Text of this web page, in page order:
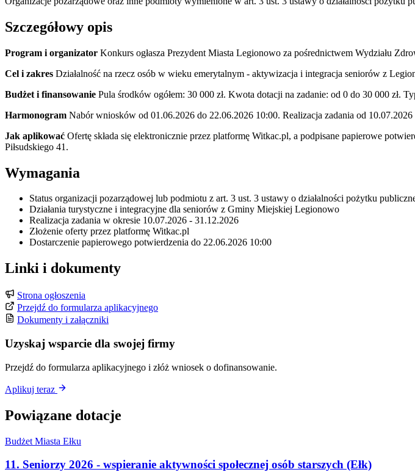
Szczegółowy opis
Program i organizator Konkurs ogłasza Prezydent Miasta Legionowo za pośrednictwem Wydziału
Cel i zakres Działalność na rzecz osób w wieku emerytalnym - aktywizacja i integracja seniorów z
Budżet i finansowanie Pula środków ogółem: 30 000 zł. Kwota dotacji na zadanie: od 0 do 30 000 zł.
Harmonogram Nabór wniosków od 01.06.2026 do 22.06.2026 10:00. Realizacja zadania od 10.07.2026
Jak aplikować Ofertę składa się elektronicznie przez platformę Witkac.pl, a podpisane papierowe
Piłsudskiego 41.
Wymagania
Status organizacji pozarządowej lub podmiotu z art. 3 ust. 3 ustawy o działalności pożytku
Działania turystyczne i integracyjne dla seniorów z Gminy Miejskiej Legionowo
Realizacja zadania w okresie 10.07.2026 - 31.12.2026
Złożenie oferty przez platformę Witkac.pl
Dostarczenie papierowego potwierdzenia do 22.06.2026 10:00
Linki i dokumenty
Strona ogłoszenia
Przejdź do formularza aplikacyjnego
Dokumenty i załączniki
Uzyskaj wsparcie dla swojej firmy
Przejdź do formularza aplikacyjnego i złóż wniosek o dofinansowanie.
Aplikuj teraz
Powiązane dotacje
Budżet Miasta Ełku
11. Seniorzy 2026 - wspieranie aktywności społecznej osób starszych (Ełk)